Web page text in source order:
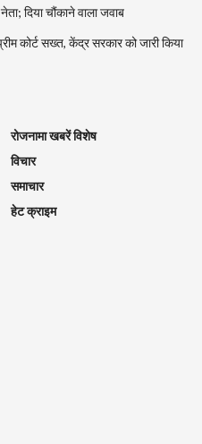
दिया चौंकाने वाला जवाब
कोर्ट सख्त, केंद्र सरकार को जारी किया
रोजनामा खबरें विशेष
विचार
समाचार
हेट क्राइम